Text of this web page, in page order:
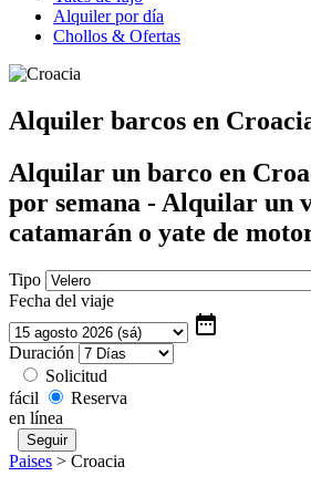
Alquiler por día
Chollos & Ofertas
Alquiler barcos en
Alquilar un barco en
por semana - Alquilar un
catamarán o yate de
Tipo
Fecha del viaje
date_range
Duración
Solicitud
fácil
Reserva
en línea
Paises > Croacia